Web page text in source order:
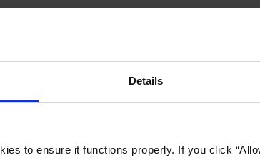
Details
to ensure it functions properly. If you click